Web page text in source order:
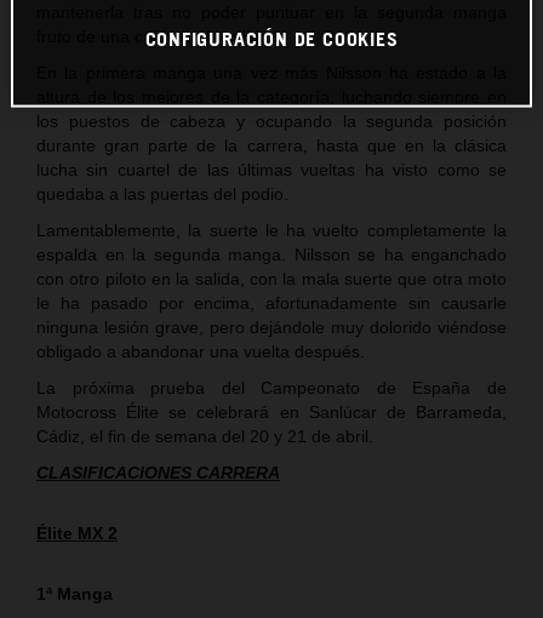
fruto de una caída en la salida.
los puestos de cabeza y ocupando la segunda posición
durante gran parte de la carrera, hasta que en la clásica
lucha sin cuartel de las últimas vueltas ha visto como se
quedaba a las puertas del podio.
Lamentablemente, la suerte le ha vuelto completamente la
espalda en la segunda manga. Nilsson se ha enganchado
con otro piloto en la salida, con la mala suerte que otra moto
le ha pasado por encima, afortunadamente sin causarle
ninguna lesión grave, pero dejándole muy dolorido viéndose
obligado a abandonar una vuelta después.
La próxima prueba del Campeonato de España de
Motocross Élite se celebrará en Sanlúcar de Barrameda,
Cádiz, el fin de semana del 20 y 21 de abril.
CLASIFICACIONES CARRERA
Élite MX 2
1ª Manga
CONFIGURACIÓN DE COOKIES